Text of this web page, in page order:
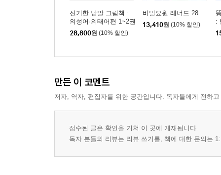
신기한 낱말 그림책 :
의성어·의태어편 1~2권
세트
28,800원 (10% 할인)
비밀요원 레너드 28
13,410원 (10% 할인)
:
만든 이 코멘트
저자, 역자, 편집자를 위한 공간입니다. 독자들에게 전하
접수된 글은 확인을 거쳐 이 곳에 게재됩니다.
독자 분들의 리뷰는 리뷰 쓰기를, 책에 대한 문의는